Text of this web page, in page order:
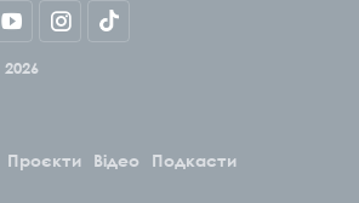
2026
Проєкти Відео
Подкасти